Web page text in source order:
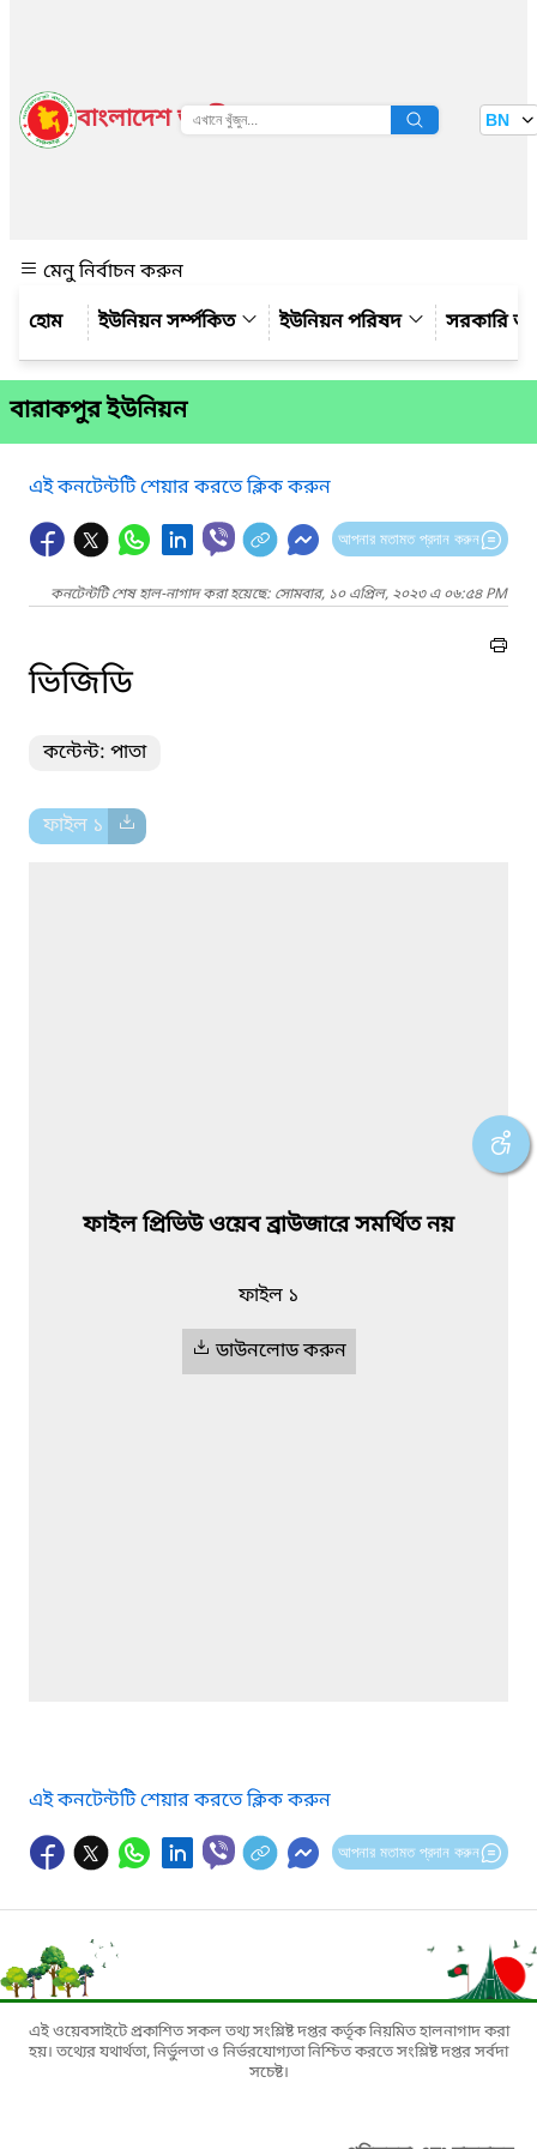
বাংলাদেশ জাতীয় তথ্য বাতায়ন BN
মেনু নির্বাচন করুন
ইউনিয়ন সর্ম্পকিত
ইউনিয়ন পরিষদ সরকারি
বারাকপুর ইউনিয়ন
এই কনটেন্টটি শেয়ার করতে ক্লিক করুন
আপনার মতামত প্রদান করুন
কনটেন্টটি শেষ হাল-নাগাদ করা হয়েছে: সোমবার, ১০ এপ্রিল, ২০২৩ এ ০৬:৫৪ PM
ভিজিডি
কন্টেন্ট: পাতা
ফাইল ১
ফাইল প্রিভিউ ওয়েব ব্রাউজারে সমর্থিত নয়
ফাইল ১
ডাউনলোড করুন
এই কনটেন্টটি শেয়ার করতে ক্লিক করুন
আপনার মতামত প্রদান করুন
এই ওয়েবসাইটে প্রকাশিত সকল তথ্য সংশ্লিষ্ট দপ্তর কর্তৃক নিয়মিত হালনাগাদ করা
হয়। তথ্যের যথার্থতা, নির্ভুলতা ও নির্ভরযোগ্যতা নিশ্চিত করতে সংশ্লিষ্ট দপ্তর সর্বদা
সচেষ্ট।